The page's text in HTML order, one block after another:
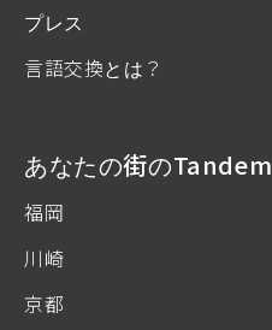
プレス
言語交換とは？
あなたの街のTandem
福岡
川崎
京都